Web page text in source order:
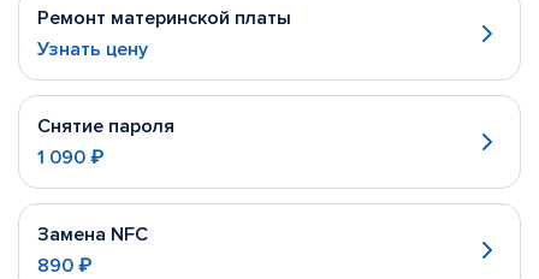
Ремонт материнской платы
Узнать цену
Снятие пароля
1 090 ₽
Замена NFC
890 ₽